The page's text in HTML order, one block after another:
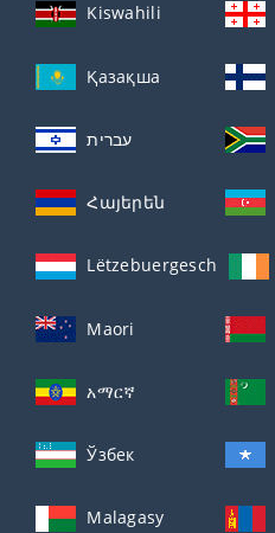
Kiswahili
Қазақша
עברית
Հայերեն
Lëtzebuergesch
Maori
አማርኛ
Ўзбек
Malagasy